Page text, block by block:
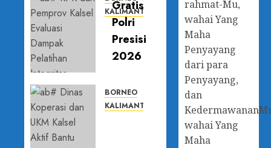
KALIMANTAN SELATAN
KPK dan
Pemprov
Kalsel
Pelatihan
Integritas,
BORNEO
KALIMANTAN SELATAN
rahmat-Mu,
wahai Yang
Maha
Penyayang
dari para
Penyayang,
dan
wahai Yang
Maha